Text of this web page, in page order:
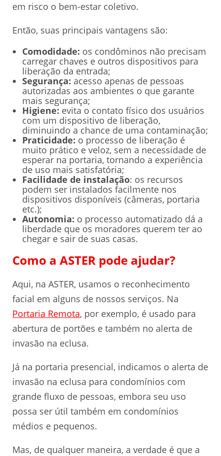
em risco o bem-estar coletivo.
Então, suas principais vantagens são:
Comodidade: os condôminos não precisam
carregar chaves e outros dispositivos para
liberação da entrada;
Segurança: acesso apenas de pessoas
autorizadas aos ambientes o que garante
mais segurança;
Higiene: evita o contato físico dos usuários
com um dispositivo de liberação,
diminuindo a chance de uma contaminação;
Praticidade: o processo de liberação é
muito prático e veloz, sem a necessidade de
esperar na portaria, tornando a experiência
de uso mais satisfatória;
Facilidade de instalação: os recursos
podem ser instalados facilmente nos
dispositivos disponíveis (câmeras, portaria
etc.);
Autonomia: o processo automatizado dá a
liberdade que os moradores querem ter ao
chegar e sair de suas casas.
Como a ASTER pode ajudar?
Aqui, na ASTER, usamos o reconhecimento
facial em alguns de nossos serviços. Na
Portaria Remota, por exemplo, é usado para
abertura de portões e também no alerta de
invasão na eclusa.
Já na portaria presencial, indicamos o alerta de
invasão na eclusa para condomínios com
grande fluxo de pessoas, embora seu uso
possa ser útil também em condomínios
médios e pequenos.
Mas, de qualquer maneira, a verdade é que a